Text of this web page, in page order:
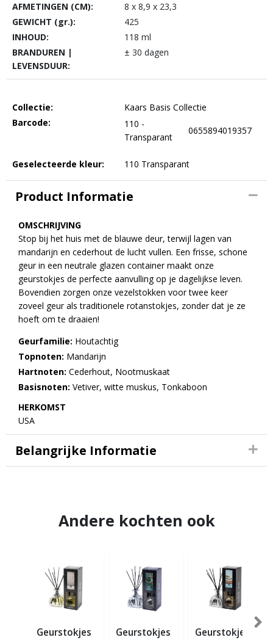
AFMETINGEN (CM):
8 x 8,9 x 23,3
GEWICHT (gr.):
425
INHOUD:
118 ml
BRANDUREN |
LEVENSDUUR:
± 30 dagen
Collectie:
Kaars Basis Collectie
Barcode:
110 -
Transparant
0655894019357
Geselecteerde kleur: 110 Transparant
Product Informatie
OMSCHRIJVING
Stop bij het huis met de blauwe deur, terwijl lagen van
mandarijn en cederhout de lucht vullen. Een frisse, schone
geur in een neutrale glazen container maakt onze
geurstokjes de perfecte aanvulling op je dagelijkse leven.
Bovendien zorgen onze vezelstokken voor twee keer
zoveel geur als traditionele rotanstokjes, zonder dat je ze
hoeft om te draaien!
Geurfamilie: Houtachtig
Topnoten: Mandarijn
Hartnoten: Cederhout, Nootmuskaat
Basisnoten: Vetiver, witte muskus, Tonkaboon
HERKOMST
USA
Belangrijke Informatie
Andere kochten ook
Geurstokjes
Geurstokjes
Geurstokjes